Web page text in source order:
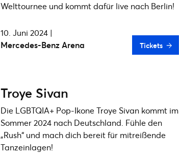
Welttournee und kommt dafür live nach Berlin!
10. Juni 2024 |
Mercedes-Benz Arena
Tickets
Troye Sivan
Die LGBTQIA+ Pop-Ikone Troye Sivan kommt im
Sommer 2024 nach Deutschland. Fühle den
„Rush“ und mach dich bereit für mitreißende
Tanzeinlagen!